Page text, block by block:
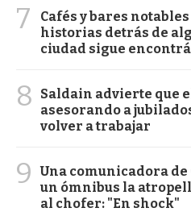
7
Cafés y bares
historias detrás de
ciudad sigue
8
Saldain advierte que
asesorando a
volver a trabajar
9
Una comunicadora de
un ómnibus la
al chofer: "En shock"